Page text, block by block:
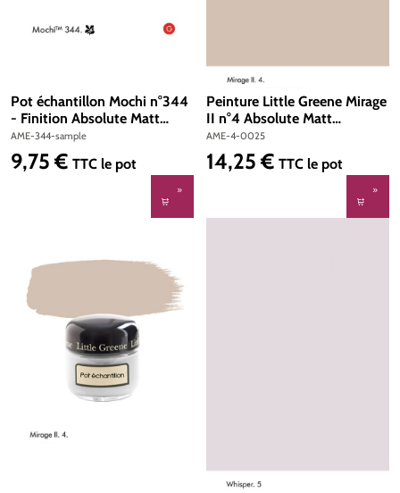
Pot échantillon Mochi n°344
- Finition Absolute Matt
Emulsion
AME-344-sample
Prix régulier :
9,75 € TTC le pot
Peinture Little Greene Mirage
II n°4 Absolute Matt
Emulsion 250 ml
AME-4-0025
Prix régulier :
14,25 € TTC le pot